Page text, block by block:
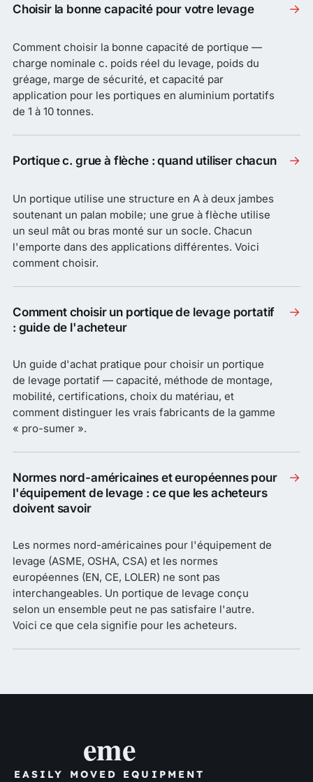
Choisir la bonne capacité pour votre levage
Comment choisir la bonne capacité de portique —
charge nominale c. poids réel du levage, poids du
gréage, marge de sécurité, et capacité par
application pour les portiques en aluminium portatifs
de 1 à 10 tonnes.
→
Portique c. grue à flèche : quand utiliser chacun
Un portique utilise une structure en A à deux jambes
soutenant un palan mobile; une grue à flèche utilise
un seul mât ou bras monté sur un socle. Chacun
l'emporte dans des applications différentes. Voici
comment choisir.
→
Comment choisir un portique de levage portatif
: guide de l'acheteur
Un guide d'achat pratique pour choisir un portique
de levage portatif — capacité, méthode de montage,
mobilité, certifications, choix du matériau, et
comment distinguer les vrais fabricants de la gamme
« pro-sumer ».
→
Normes nord-américaines et européennes pour
l'équipement de levage : ce que les acheteurs
doivent savoir
Les normes nord-américaines pour l'équipement de
levage (ASME, OSHA, CSA) et les normes
européennes (EN, CE, LOLER) ne sont pas
interchangeables. Un portique de levage conçu
selon un ensemble peut ne pas satisfaire l'autre.
Voici ce que cela signifie pour les acheteurs.
→
eme
EASILY MOVED EQUIPMENT